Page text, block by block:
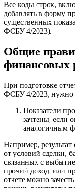
Все коды строк,
добавлять в форму
существенных
ФСБУ 4/2023).
Общие
финансовых
При подготовке
ФСБУ 4/2023, нужно
Показатели
зачтены, если
аналогичным
Например,
от условий сделки,
связанных с
прочий доход, или
отчете можно